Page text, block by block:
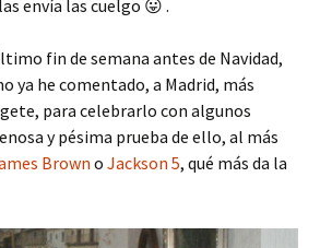
envía las cuelgo 😛 .
fin de semana antes de Navidad,
ya he comentado, a Madrid, más
para celebrarlo con algunos
y pésima prueba de ello, al más
Browno Jackson 5, qué más da la